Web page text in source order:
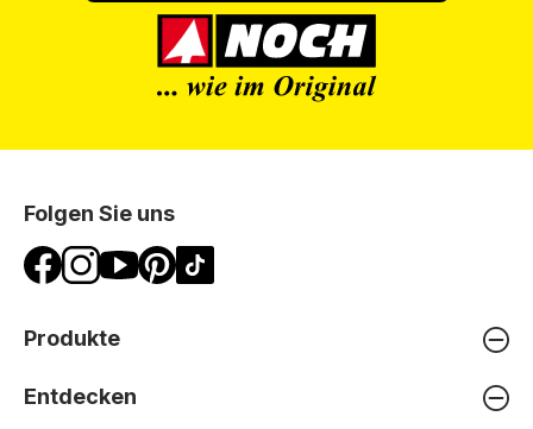
Folgen Sie uns
Produkte
Entdecken